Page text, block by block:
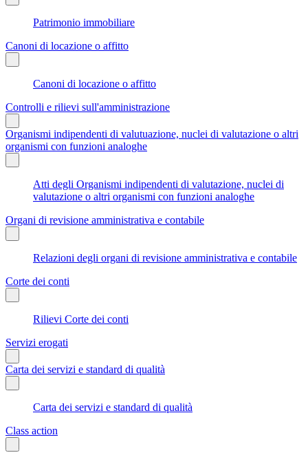
Patrimonio immobiliare
Canoni di locazione o affitto
Canoni di locazione o affitto
Controlli e rilievi sull'amministrazione
Organismi indipendenti di valutuazione, nuclei di valutazione o altri
organismi con funzioni analoghe
Atti degli Organismi indipendenti di valutazione, nuclei di
valutazione o altri organismi con funzioni analoghe
Organi di revisione amministrativa e contabile
Relazioni degli organi di revisione amministrativa e contabile
Corte dei conti
Rilievi Corte dei conti
Servizi erogati
Carta dei servizi e standard di qualità
Carta dei servizi e standard di qualità
Class action